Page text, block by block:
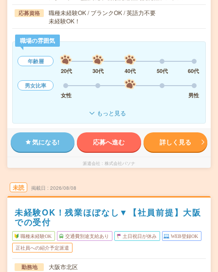
応募資格
職種未経験OK / ブランクOK / 英語力不要
未経験OK！
職場の雰囲気
年齢層
20代
30代 40代 50代
60代
男女比率
女性
男性
もっと見る
気になる! 応募へ進む 詳しく見る
派遣会社 株式会社パソナ
未読 掲載日 2026/08/08
未経験OK！残業ほぼなし▼【社員前提】大阪
での受付
職種未経験OK 交通費別途支給あり 土日祝日が休み WEB登録OK
正社員への紹介予定派遣
勤務地
大阪市北区